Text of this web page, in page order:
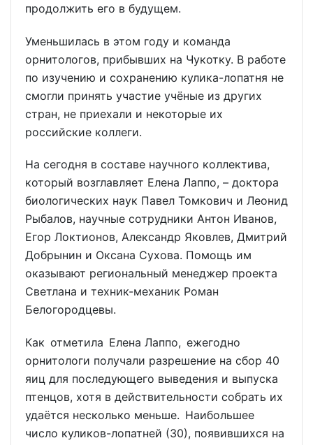
продолжить его в будущем.
Уменьшилась в этом году и команда
орнитологов, прибывших на Чукотку. В работе
по изучению и сохранению кулика-лопатня не
смогли принять участие учёные из других
стран, не приехали и некоторые их
российские коллеги.
На сегодня в составе научного коллектива,
который возглавляет Елена Лаппо, – доктора
биологических наук Павел Томкович и Леонид
Рыбалов, научные сотрудники Антон Иванов,
Егор Локтионов, Александр Яковлев, Дмитрий
Добрынин и Оксана Сухова. Помощь им
оказывают региональный менеджер проекта
Светлана и техник-механик Роман
Белогородцевы.
Как отметила Елена Лаппо, ежегодно
орнитологи получали разрешение на сбор 40
яиц для последующего выведения и выпуска
птенцов, хотя в действительности собрать их
удаётся несколько меньше. Наибольшее
число куликов-лопатней (30), появившихся на